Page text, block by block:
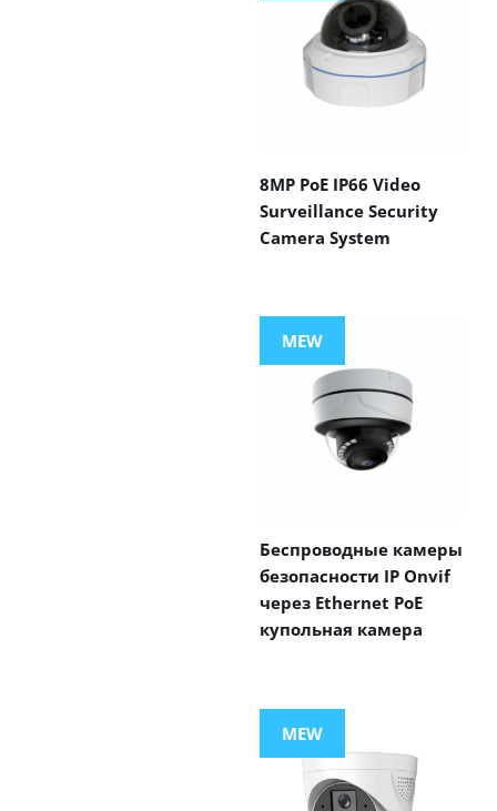
8MP PoE IP66 Video
Surveillance Security
Camera System
MEW
Беспроводные камеры
безопасности IP Onvif
через Ethernet PoE
купольная камера
MEW